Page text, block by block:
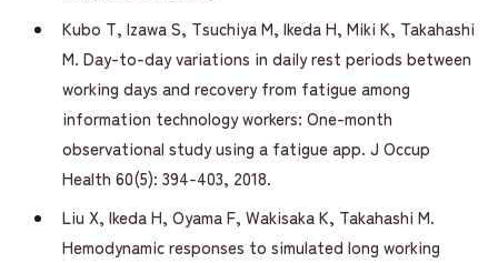
Kubo T, Izawa S, Tsuchiya M, Ikeda H, Miki K, Takahashi
M. Day-to-day variations in daily rest periods between
working days and recovery from fatigue among
information technology workers: One-month
observational study using a fatigue app. J Occup
Health 60(5): 394-403, 2018.
Liu X, Ikeda H, Oyama F, Wakisaka K, Takahashi M.
Hemodynamic responses to simulated long working